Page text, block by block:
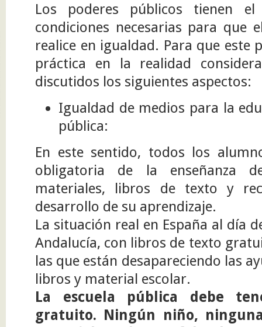
Los poderes públicos tienen
condiciones necesarias para que
realice en igualdad. Para que este
práctica en la realidad
discutidos los siguientes aspectos:
Igualdad de medios para la
pública:
En este sentido, todos los
obligatoria de la enseñanza
materiales, libros de texto y
desarrollo de su aprendizaje.
La situación real en España al día
Andalucía, con libros de texto
las que están desapareciendo las
libros y material escolar.
La escuela pública debe
gratuito. Ningún niño,